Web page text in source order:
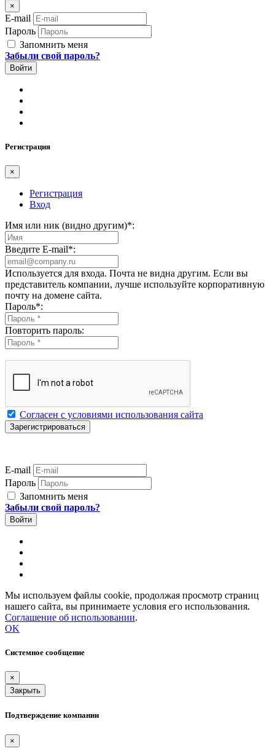
×
E-mail
Пароль
Запомнить меня
Забыли свой пароль?
Регистрация
×
Регистрация
Вход
Имя или ник (видно другим)*:
Введите E-mail*:
Используется для входа. Почта не видна другим. Если вы
представитель компании, лучше используйте корпоративную
почту на домене сайта.
Пароль*:
Повторить пароль:
Согласен с условиями использования сайта
E-mail
Пароль
Запомнить меня
Забыли свой пароль?
Мы используем файлы cookie, продолжая просмотр страниц
нашего сайта, вы принимаете условия его использования.
Соглашение об использовании.
OK
Системное сообщение
×
Закрыть
Подтверждение компании
×